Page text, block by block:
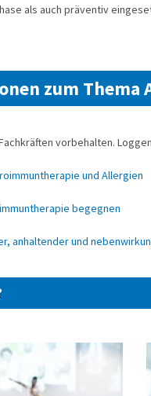
als auch präventiv
zum Thema
vorbehalten.
und Allergien
begegnen
anhaltender und